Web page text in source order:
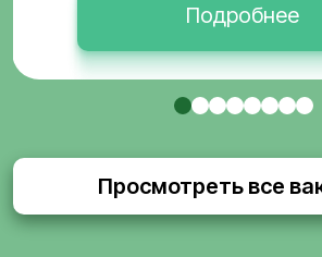
Подробнее
Просмотреть все